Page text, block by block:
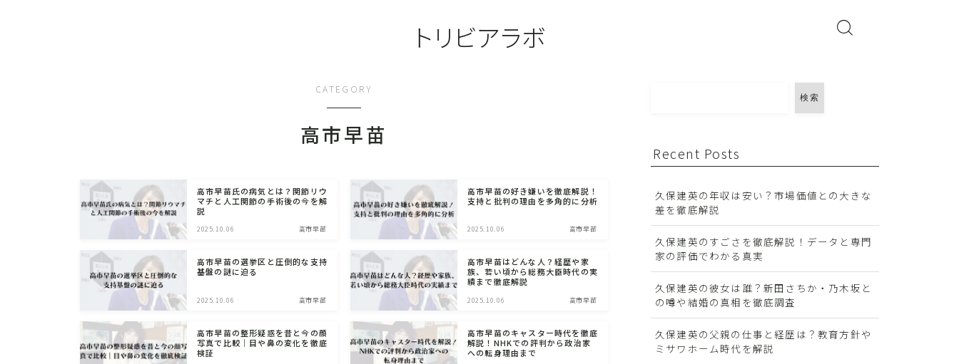
トリビアラボ
CATEGORY
高市早苗
高市早苗氏の病気とは？関節リウ
マチと人工関節の手術後の今を解
説
2025.10.06 高市早苗
高市早苗の好き嫌いを徹底解説！
支持と批判の理由を多角的に分析
2025.10.06 高市早苗
高市早苗の選挙区と圧倒的な支持
基盤の謎に迫る
2025.10.06 高市早苗
高市早苗はどんな人？経歴や家
族、若い頃から総務大臣時代の実
績まで徹底解説
2025.10.06 高市早苗
高市早苗の整形疑惑を昔と今の顔
写真で比較｜目や鼻の変化を徹底
検証
高市早苗のキャスター時代を徹底
解説！NHKでの評判から政治家
への転身理由まで
検索
Recent Posts
久保建英の年収は安い？市場価値との大きな
差を徹底解説
久保建英のすごさを徹底解説！データと専門
家の評価でわかる真実
久保建英の彼女は誰？新田さちか・乃木坂と
の噂や結婚の真相を徹底調査
久保建英の父親の仕事と経歴は？教育方針や
ミサワホーム時代を解説